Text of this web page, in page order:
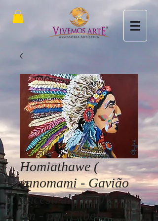
Homiathawe (
yanomami - Gavião
ancestral ) - 50 x 70
cm - por Cibele